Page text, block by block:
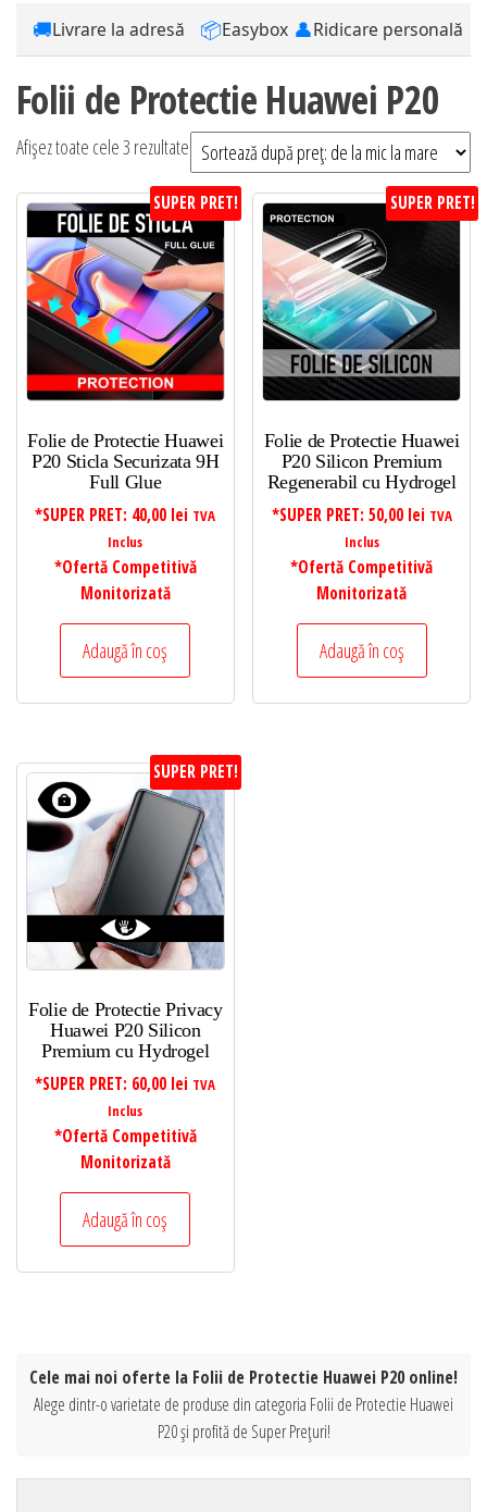
🚚Livrare la adresă 📦Easybox 👤Ridicare personală
Folii de Protectie Huawei P20
Afișez toate cele 3 rezultate Sortat
după
preț:
de
la
mic
la
mare
SUPER PRET!
Folie de Protectie Huawei
P20 Sticla Securizata 9H
Full Glue
*SUPER PRET: 40,00 lei TVA
Inclus
*Ofertă Competitivă
Monitorizată
Adaugă în coș
SUPER PRET!
Folie de Protectie Huawei
P20 Silicon Premium
Regenerabil cu Hydrogel
*SUPER PRET: 50,00 lei TVA
Inclus
*Ofertă Competitivă
Monitorizată
Adaugă în coș
SUPER PRET!
Folie de Protectie Privacy
Huawei P20 Silicon
Premium cu Hydrogel
*SUPER PRET: 60,00 lei TVA
Inclus
*Ofertă Competitivă
Monitorizată
Adaugă în coș
Cele mai noi oferte la Folii de Protectie Huawei P20 online!
Alege dintr-o varietate de produse din categoria Folii de Protectie Huawei
P20 și profită de Super Prețuri!